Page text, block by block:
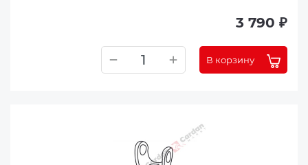
3 790 ₽
В корзину